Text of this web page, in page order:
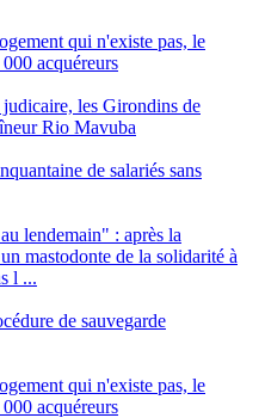
qui n'existe pas, le
acquéreurs
les Girondins de
Rio Mavuba
de salariés sans
lendemain" : après la
mastodonte de la solidarité à
l ...
de sauvegarde
qui n'existe pas, le
acquéreurs